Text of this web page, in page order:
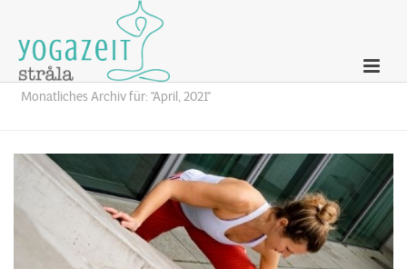
Archives
Monatliches Archiv für: "April, 2021"